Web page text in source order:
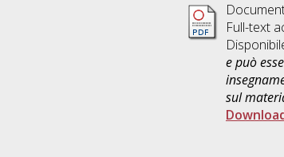
Full-text
e può
sul